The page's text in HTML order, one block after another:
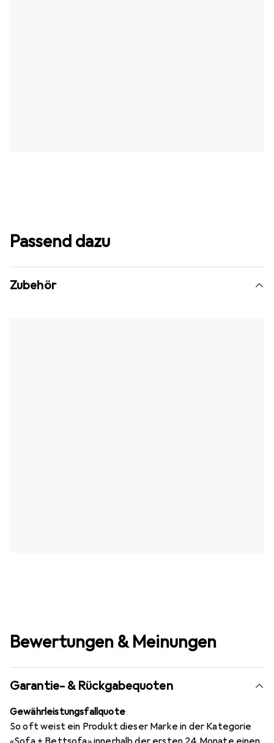
Passend dazu
Zubehör
Bewertungen & Meinungen
Garantie- & Rückgabequoten
Gewährleistungsfallquote
So oft weist ein Produkt dieser Marke in der Kategorie